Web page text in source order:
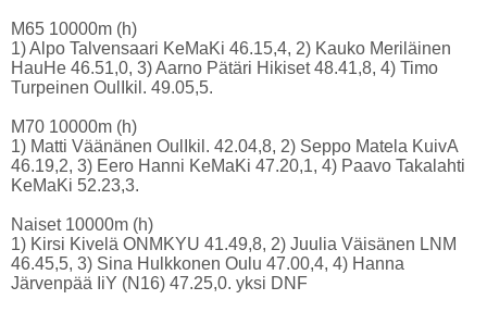
M65 10000m (h)
1) Alpo Talvensaari KeMaKi 46.15,4, 2) Kauko Meriläinen
HauHe 46.51,0, 3) Aarno Pätäri Hikiset 48.41,8, 4) Timo
Turpeinen OulIkil. 49.05,5.
M70 10000m (h)
1) Matti Väänänen OulIkil. 42.04,8, 2) Seppo Matela KuivA
46.19,2, 3) Eero Hanni KeMaKi 47.20,1, 4) Paavo Takalahti
KeMaKi 52.23,3.
Naiset 10000m (h)
1) Kirsi Kivelä ONMKYU 41.49,8, 2) Juulia Väisänen LNM
46.45,5, 3) Sina Hulkkonen Oulu 47.00,4, 4) Hanna
Järvenpää IiY (N16) 47.25,0. yksi DNF